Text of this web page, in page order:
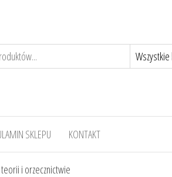
SKLEPU KONTAKT
i orzecznictwie